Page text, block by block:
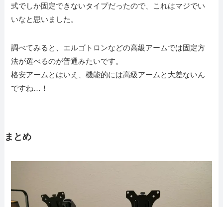
式でしか固定できないタイプだったので、これはマジでい
いなと思いました。
調べてみると、エルゴトロンなどの高級アームでは固定方
法が選べるのが普通みたいです。
格安アームとはいえ、機能的には高級アームと大差ないん
ですね…！
まとめ